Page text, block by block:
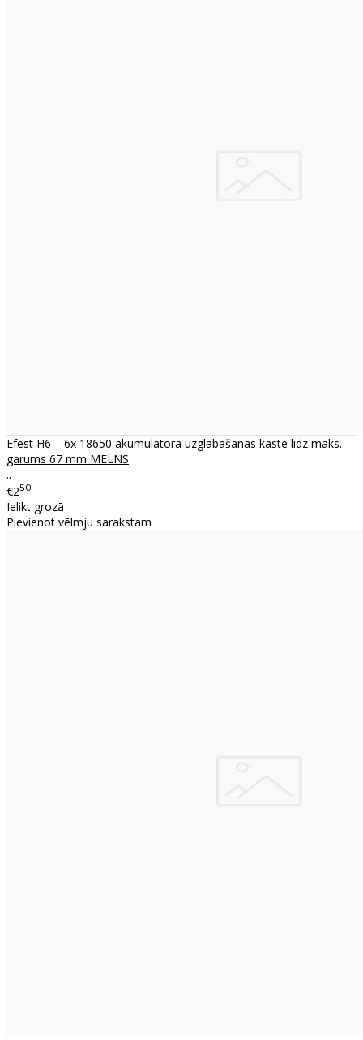
Efest H6 – 6x 18650 akumulatora uzglabāšanas kaste līdz maks.
garums 67 mm MELNS
..
€250
Ielikt grozā
Pievienot vēlmju sarakstam